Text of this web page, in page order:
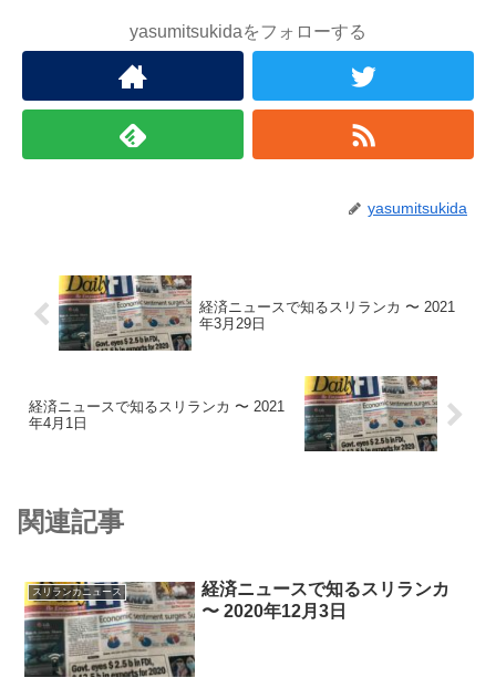
yasumitsukidaをフォローする
yasumitsukida
経済ニュースで知るスリランカ 〜 2021
年3月29日
経済ニュースで知るスリランカ 〜 2021
年4月1日
関連記事
スリランカニュース
経済ニュースで知るスリランカ
〜 2020年12月3日